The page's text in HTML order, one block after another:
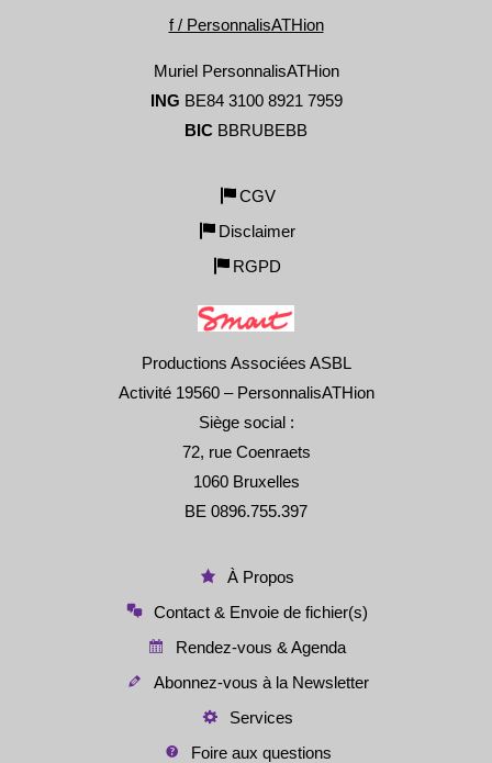
f / PersonnalisATHion
Muriel PersonnalisATHion
ING BE84 3100 8921 7959
BIC BBRUBEBB
CGV
Disclaimer
RGPD
Productions Associées ASBL
Activité 19560 – PersonnalisATHion
Siège social :
72, rue Coenraets
1060 Bruxelles
BE 0896.755.397
À Propos
Contact & Envoie de fichier(s)
Rendez-vous & Agenda
Abonnez-vous à la Newsletter
Services
Foire aux questions